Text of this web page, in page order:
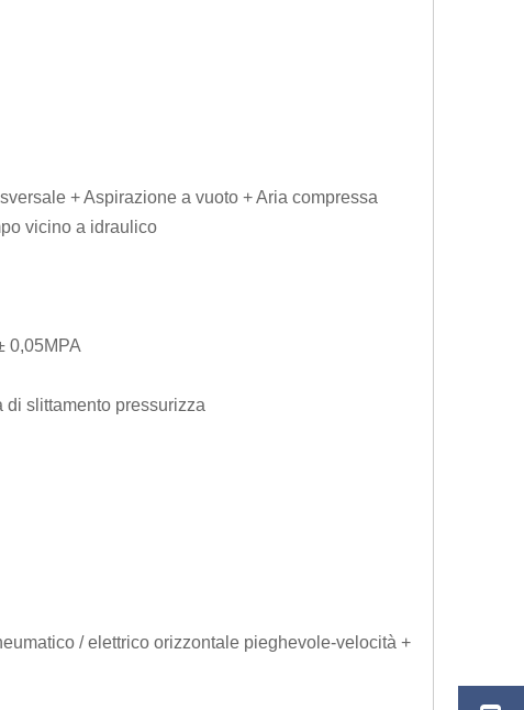
+ Aspirazione a vuoto + Aria compressa
vicino a idraulico
0,05MPA
slittamento pressurizza
/ elettrico orizzontale pieghevole-velocità +